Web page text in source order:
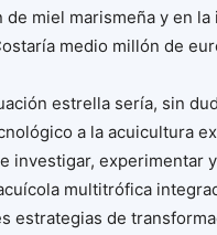
de miel marismeña y en
medio millón de
estrella sería, sin
a la acuicultura
investigar, experimentar
multitrófica
estrategias de